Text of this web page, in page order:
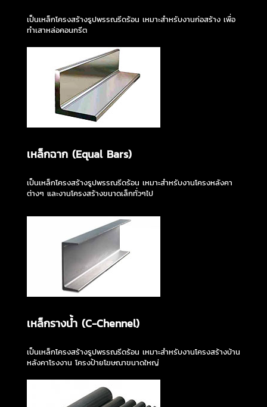
เป็นเหล็กโครงสร้างรูปพรรณรีดร้อน เหมาะสำหรับงานก่อสร้าง เพื่อ
ทำเสาหล่อคอนกรีต
เหล็กฉาก (Equal Bars)
เป็นเหล็กโครงสร้างรูปพรรณรีดร้อน เหมาะสำหรับงานโครงหลังคา
ต่างๆ และงานโครงสร้างขนาดเล็กทั่วๆไป
เหล็กรางน้ำ (C-Chennel)
เป็นเหล็กโครงสร้างรูปพรรณรีดร้อน เหมาะสำหรับงานโครงสร้างบ้าน
หลังคาโรงงาน โครงป้ายโฆษณาขนาดใหญ่